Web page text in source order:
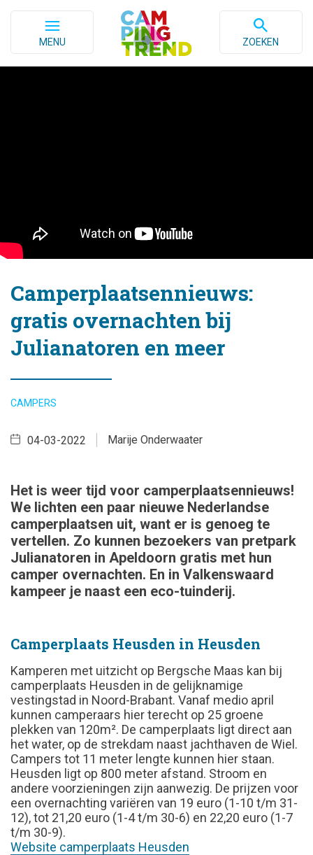
MENU ZOEKEN
Camperplaatsennieuws:
gratis overnachten bij
Julianatoren en meer
CAMPERS
Marije Onderwaater
04-03-2022
Het is weer tijd voor camperplaatsennieuws!
We lichten een paar nieuwe Nederlandse
camperplaatsen uit, want er is genoeg te
vertellen. Zo kunnen bezoekers van pretpark
Julianatoren in Apeldoorn gratis met hun
camper overnachten. En in Valkenswaard
kampeer je naast een eco-tuinderij.
Camperplaats Heusden in Heusden
Kamperen met uitzicht op Bergsche Maas kan bij
camperplaats Heusden in de gelijknamige
vestingstad in Noord-Brabant. Vanaf medio april
kunnen camperaars hier terecht op 25 groene
plekken van 120m². De camperplaats ligt direct aan
het water, op de strekdam naast jachthaven de Wiel.
Campers tot 11 meter lengte kunnen hier staan.
Heusden ligt op 800 meter afstand. Stroom en
andere voorzieningen zijn aanwezig. De prijzen voor
een overnachting variëren van 19 euro (1-10 t/m 31-
12), tot 21,20 euro (1-4 t/m 30-6) en 22,20 euro (1-7
t/m 30-9).
Website camperplaats Heusden